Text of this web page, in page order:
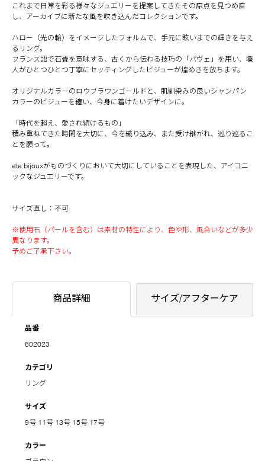
これまで日常を彩る様々なジュエリーを提案してきたその原点を見つめ直
し、アーカイブに新たな風を吹き込んだコレクションです。
ハロー（光の輪）をイメージしたフォルムで、手元に眩いまでの輝きを与え
るリング。
フランス語で石畳を意味する、古くから伝わる技巧の「パヴェ」を用い、職
人がひとつひとつ丁寧にセッティングしたビジューが煌めきを放ちます。
オリジナルカラーのロウブラウンゴールドと、肌馴染みの良いシャンパン
カラーのビジューを纏い、今身に着けたいデザインに。
「時代を超え、愛され続けるもの」
積み重ねてきた時間を大切に、今を織り込み、また受け継がれ、巡り巡るこ
とを願って。
ete bijouxがものづくりにおいて大切にしていることを表現した、アイコニ
ックなジュエリーです。
サイズ直し：不可
※使用石（パールを含む）は素材の特性により、色や形、風合いなどが多少
異なります。
予めご了承下さい。
商品詳細 サイズ/アフターケア
品番
802023
カテゴリ
リング
サイズ
9号 11号 13号 15号 17号
カラー